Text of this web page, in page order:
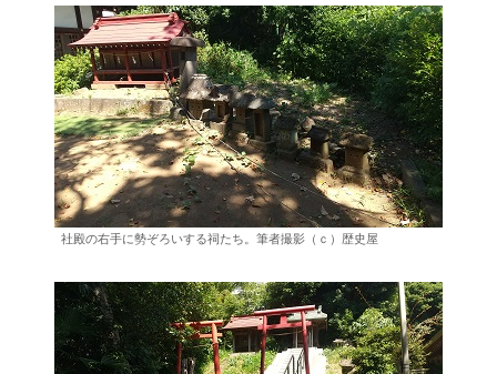
社殿の右手に勢ぞろいする祠たち。筆者撮影（ｃ）歴史屋